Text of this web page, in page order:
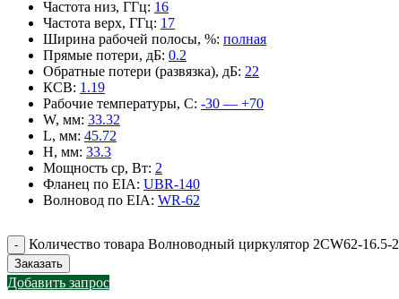
Частота низ, ГГц: 16
Частота верх, ГГц: 17
Ширина рабочей полосы, %: полная
Прямые потери, дБ: 0.2
Обратные потери (развязка), дБ: 22
КСВ: 1.19
Рабочие температуры, С: -30 — +70
W, мм: 33.32
L, мм: 45.72
H, мм: 33.3
Мощность ср, Вт: 2
Фланец по EIA: UBR-140
Волновод по EIA: WR-62
Количество товара Волноводный циркулятор 2CW62-16.5-2
Заказать
Добавить запрос